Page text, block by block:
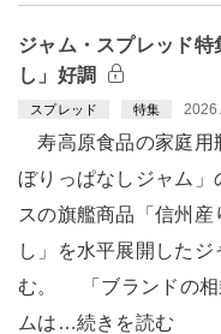
ジャム・スプレッド
し」好調
スプレッド 特集
寿高原食品の家庭用
ぼりっぱなしジャム」
スの旗艦商品「信州
し」を水平展開した
む。 「ブランドの相
ムは…続きを読む